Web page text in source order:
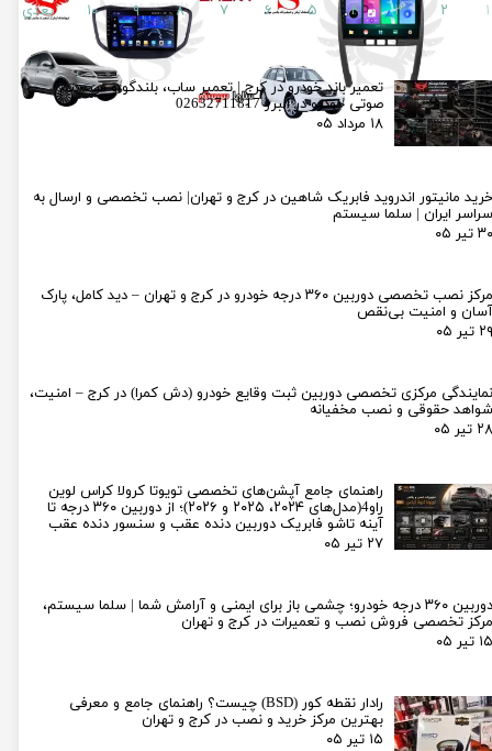
۱ ۲ ۳ ۴ ۵ ۶ ۷ ۸ ۹ ۱۰ بعدی
تعمیر باند خودرو در کرج | تعمیر ساب، بلندگو و سیستم
صوتی خودرو در البرز 02632711817
۱۸ مرداد ۰۵
خرید مانیتور اندروید فابریک شاهین در کرج و تهران| نصب تخصصی و ارسال به
سراسر ایران | سلما سیستم
۳۰ تیر ۰۵
مرکز نصب تخصصی دوربین ۳۶۰ درجه خودرو در کرج و تهران – دید کامل، پارک
آسان و امنیت بی‌نقص
۲۹ تیر ۰۵
نمایندگی مرکزی تخصصی دوربین ثبت وقایع خودرو (دش کمرا) در کرج – امنیت،
شواهد حقوقی و نصب مخفیانه
۲۸ تیر ۰۵
راهنمای جامع آپشن‌های تخصصی تویوتا کرولا کراس لوین
راو4(مدل‌های ۲۰۲۴، ۲۰۲۵ و ۲۰۲۶)؛ از دوربین ۳۶۰ درجه تا
آینه تاشو فابریک دوربین دنده عقب و سنسور دنده عقب
۲۷ تیر ۰۵
دوربین ۳۶۰ درجه خودرو؛ چشمی باز برای ایمنی و آرامش شما | سلما سیستم،
مرکز تخصصی فروش نصب و تعمیرات در کرج و تهران
۱۵ تیر ۰۵
رادار نقطه کور (BSD) چیست؟ راهنمای جامع و معرفی
بهترین مرکز خرید و نصب در کرج و تهران
۱۵ تیر ۰۵